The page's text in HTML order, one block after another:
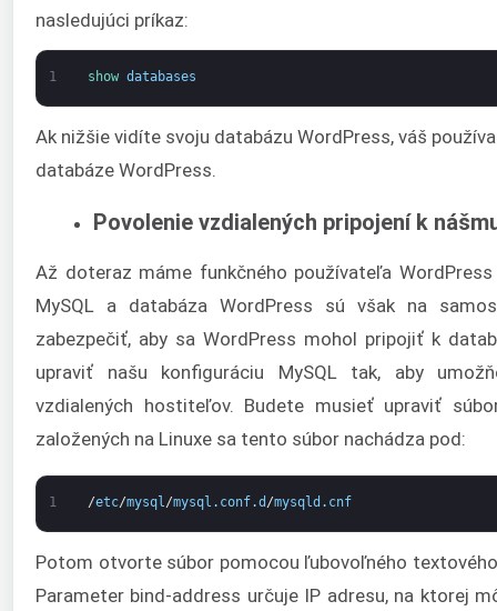
nasledujúci príkaz:
1 show databases
Ak nižšie vidíte svoju databázu WordPress, váš
databáze WordPress.
Povolenie vzdialených pripojení k
Až doteraz máme funkčného používateľa
MySQL a databáza WordPress sú však na
zabezpečiť, aby sa WordPress mohol pripojiť k
upraviť našu konfiguráciu MySQL tak, aby
vzdialených hostiteľov. Budete musieť upraviť
založených na Linuxe sa tento súbor nachádza pod:
1 /etc/mysql/mysql . conf.d /mysqld . cnf
Potom otvorte súbor pomocou ľubovoľného
Parameter bind-address určuje IP adresu, na ktorej